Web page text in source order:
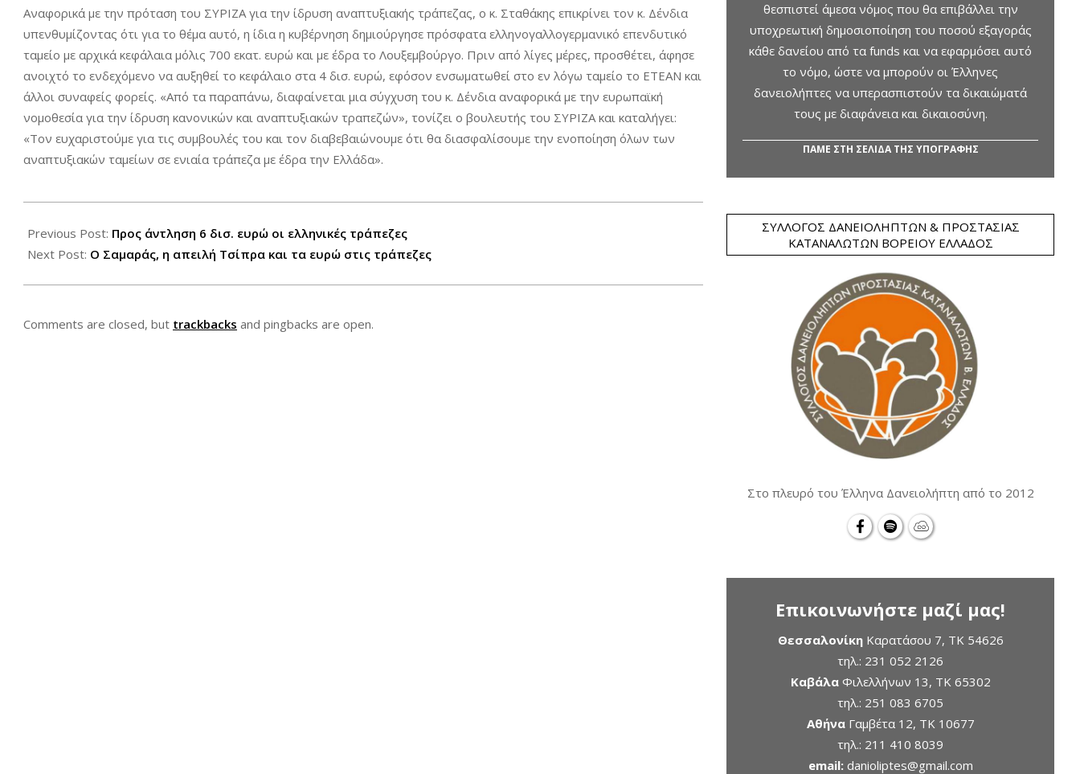
Αναφορικά με την πρόταση του ΣΥΡΙΖΑ για την ίδρυση αναπτυξιακής τράπεζας, ο κ. Σταθάκης επικρίνει τον κ. Δένδια
υπενθυμίζοντας ότι για το θέμα αυτό, η ίδια η κυβέρνηση δημιούργησε πρόσφατα ελληνογαλλογερμανικό επενδυτικό
ταμείο με αρχικά κεφάλαια μόλις 700 εκατ. ευρώ και με έδρα το Λουξεμβούργο. Πριν από λίγες μέρες, προσθέτει, άφησε
ανοιχτό το ενδεχόμενο να αυξηθεί το κεφάλαιο στα 4 δισ. ευρώ, εφόσον ενσωματωθεί στο εν λόγω ταμείο το ΕΤΕΑΝ και
άλλοι συναφείς φορείς. «Από τα παραπάνω, διαφαίνεται μια σύγχυση του κ. Δένδια αναφορικά με την ευρωπαϊκή
νομοθεσία για την ίδρυση κανονικών και αναπτυξιακών τραπεζών», τονίζει ο βουλευτής του ΣΥΡΙΖΑ και καταλήγει:
«Τον ευχαριστούμε για τις συμβουλές του και τον διαβεβαιώνουμε ότι θα διασφαλίσουμε την ενοποίηση όλων των
αναπτυξιακών ταμείων σε ενιαία τράπεζα με έδρα την Ελλάδα».
09-
17
Previous Post: Προς άντληση 6 δισ. ευρώ οι ελληνικές τράπεζες
Next Post: Ο Σαμαράς, η απειλή Τσίπρα και τα ευρώ στις τράπεζες
Comments are closed, but trackbacks and pingbacks are open.
θεσπιστεί άμεσα νόμος που θα επιβάλλει την
υποχρεωτική δημοσιοποίηση του ποσού εξαγοράς
κάθε δανείου από τα funds και να εφαρμόσει αυτό
το νόμο, ώστε να μπορούν οι Έλληνες
δανειολήπτες να υπερασπιστούν τα δικαιώματά
τους με διαφάνεια και δικαιοσύνη.
ΠΑΜΕ ΣΤΗ ΣΕΛΙΔΑ ΤΗΣ ΥΠΟΓΡΑΦΗΣ
ΣΎΛΛΟΓΟΣ ΔΑΝΕΙΟΛΗΠΤΏΝ & ΠΡΟΣΤΑΣΊΑΣ
ΚΑΤΑΝΑΛΩΤΏΝ ΒΟΡΕΊΟΥ ΕΛΛΆΔΟΣ
Στο πλευρό του Έλληνα Δανειολήπτη από το 2012
Επικοινωνήστε μαζί μας!
ΘεσσαλονίκηΚαρατάσου 7, TK 54626
τηλ.: 231 052 2126
ΚαβάλαΦιλελλήνων 13, ΤΚ 65302
τηλ.: 251 083 6705
ΑθήναΓαμβέτα 12, ΤΚ 10677
τηλ.: 211 410 8039
email: danioliptes@gmail.com